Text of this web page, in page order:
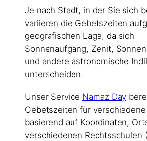
Je nach Stadt, in der Sie sich
variieren die Gebetszeiten
geografischen Lage, da sich
Sonnenaufgang, Zenit,
und andere astronomische
unterscheiden.
Unser Service Namaz Day
Gebetszeiten für
basierend auf Koordinaten,
verschiedenen Rechtsschulen